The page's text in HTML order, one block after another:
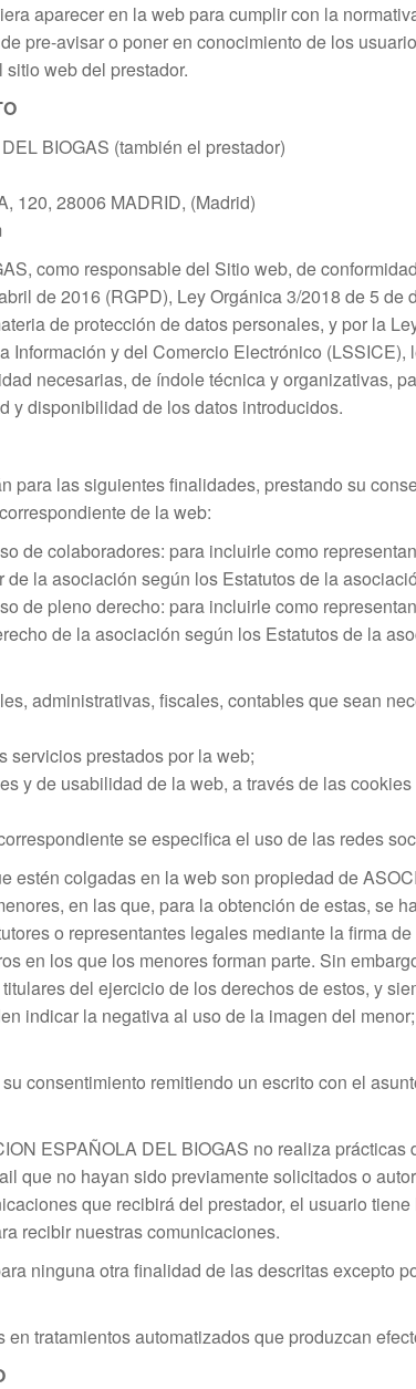
aparecer en la web para cumplir con la
pre-avisar o poner en conocimiento de los
web del prestador.
BIOGAS (también el prestador)
120, 28006 MADRID, (Madrid)
como responsable del Sitio web, de
de 2016 (RGPD), Ley Orgánica 3/2018 de 5 de
de protección de datos personales, y por la
Información y del Comercio Electrónico (LSSICE),
necesarias, de índole técnica y organizativas,
y disponibilidad de los datos introducidos.
para las siguientes finalidades, prestando su
de la web:
de colaboradores: para incluirle como
la asociación según los Estatutos de la
de pleno derecho: para incluirle como
de la asociación según los Estatutos de la
administrativas, fiscales, contables que sean
servicios prestados por la web;
y de usabilidad de la web, a través de las
se especifica el uso de las redes
estén colgadas en la web son propiedad de
en las que, para la obtención de estas, se
o representantes legales mediante la firma
en los que los menores forman parte. Sin
del ejercicio de los derechos de estos, y
indicar la negativa al uso de la imagen del
consentimiento remitiendo un escrito con el
ESPAÑOLA DEL BIOGAS no realiza prácticas
que no hayan sido previamente solicitados o
que recibirá del prestador, el usuario
recibir nuestras comunicaciones.
ninguna otra finalidad de las descritas excepto
tratamientos automatizados que produzcan